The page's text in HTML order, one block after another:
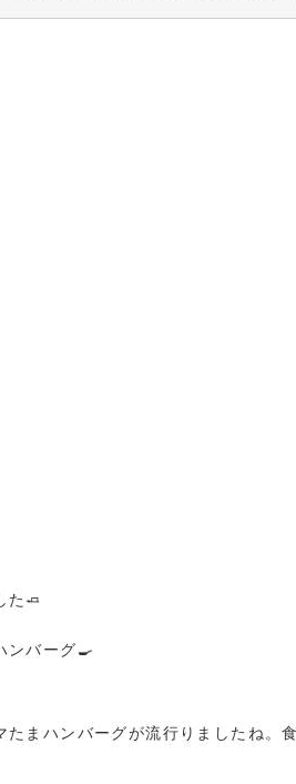
た🧈
ンバーグ🍳
まハンバーグが流行りましたね。